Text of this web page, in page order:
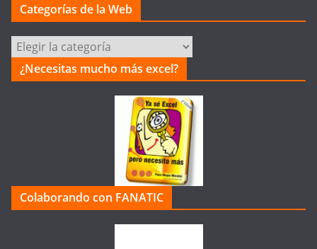
Categorías de la Web
Categorías
de
la
¿Necesitas mucho más excel?
Colaborando con FANATIC